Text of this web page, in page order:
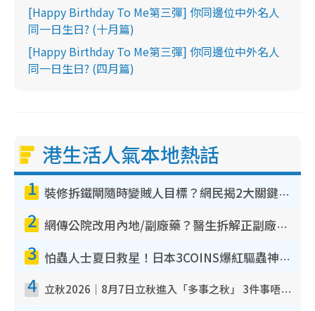
[Happy Birthday To Me第三彈] 你同邊位中外名人
同一日生日? (十月篇)
[Happy Birthday To Me第三彈] 你同邊位中外名人
同一日生日? (四月篇)
港生活人氣本地熱話
1 裝修拆鐵閘隨時變賊人目標？網民揭2大關鍵用途：裝新式等於白裝？附新舊鐵閘分別
2 網傳公院改用內地/副廠藥？醫生拆解正副廠分別 揭4類人換藥隨時出事
3 怕蟲人士夏日救星！日本3COINS爆紅驅蟲神器$45起 1招「全程免觸碰」輕鬆搞定小強
4 立秋2026｜8月7日立秋進入「多事之秋」 3件事唔做得！專家教6招開運 清枱頭／銀包納氣接好運